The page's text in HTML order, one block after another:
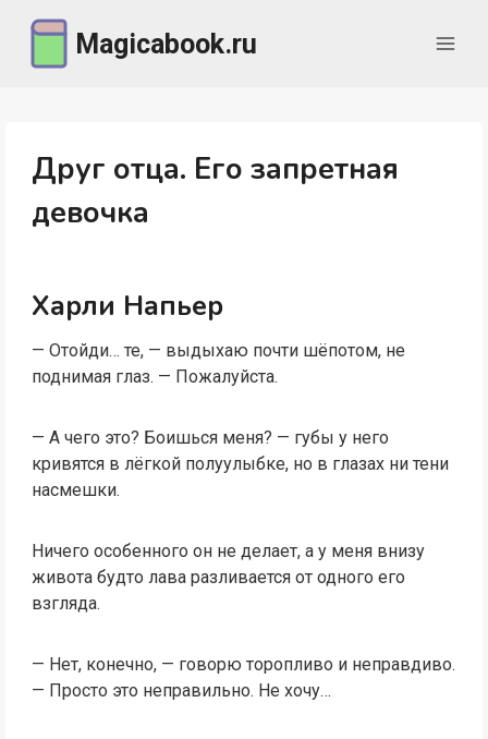
содержимому
Magicabook.ru
Друг отца. Его запретная
девочка
Харли Напьер
— Отойди… те, — выдыхаю почти шёпотом, не
поднимая глаз. — Пожалуйста.
— А чего это? Боишься меня? — губы у него
кривятся в лёгкой полуулыбке, но в глазах ни тени
насмешки.
Ничего особенного он не делает, а у меня внизу
живота будто лава разливается от одного его
взгляда.
— Нет, конечно, — говорю торопливо и неправдиво.
— Просто это неправильно. Не хочу…